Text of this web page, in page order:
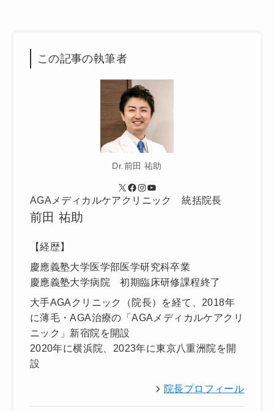
この記事の執筆者
Dr.前田 祐助
X Facebook Instagram YouTube
AGAメディカルケアクリニック 統括院長
前田 祐助
【経歴】
慶應義塾大学医学部医学研究科卒業
慶應義塾大学病院 初期臨床研修課程終了
大手AGAクリニック（院長）を経て、2018年
に薄毛・AGA治療の「AGAメディカルケアクリ
ニック」新宿院を開設
2020年に横浜院、2023年に東京八重洲院を開
設
院長プロフィール